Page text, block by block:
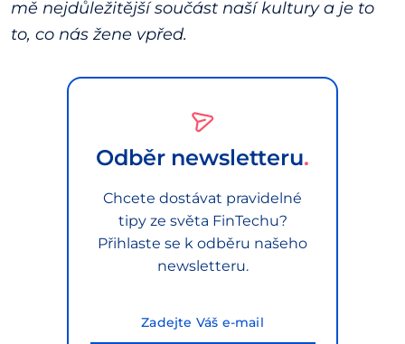
mě nejdůležitější součást naší kultury a je to
to, co nás žene vpřed.
Odběr newsletteru
Chcete dostávat pravidelné
tipy ze světa FinTechu?
Přihlaste se k odběru našeho
newsletteru.